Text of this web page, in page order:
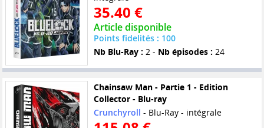
35.40 €
Article disponible
Points fidelités : 100
Nb Blu-Ray : 2 - Nb épisodes : 24
Chainsaw Man - Partie 1 - Edition
Collector - Blu-ray
Crunchyroll - Blu-Ray - intégrale